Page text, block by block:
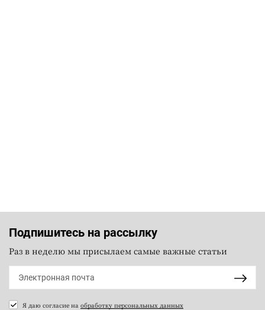
Подпишитесь на рассылку
Раз в неделю мы присылаем самые важные статьи
Я даю согласие на обработку персональных данных